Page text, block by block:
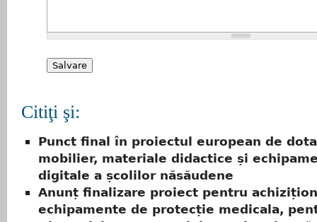
Citiţi şi:
Punct final în proiectul european de
mobilier, materiale didactice și
digitale a școlilor năsăudene
Anunț finalizare proiect pentru
echipamente de protecție medicala,